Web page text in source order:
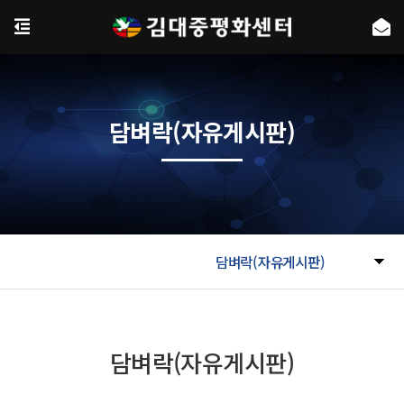
담벼락(자유게시판)
담벼락(자유게시판)
담벼락(자유게시판)